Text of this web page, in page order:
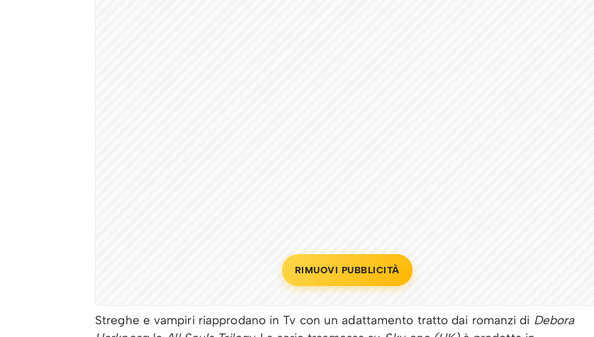
RIMUOVI PUBBLICITÀ
Streghe e vampiri riapprodano in Tv con un adattamento tratto dai romanzi di Debora